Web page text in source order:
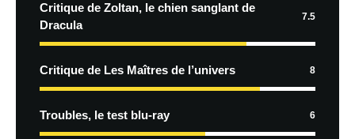
Critique de Zoltan, le chien sanglant de
Dracula
7.5
Critique de Les Maîtres de l’univers 8
Troubles, le test blu-ray 6